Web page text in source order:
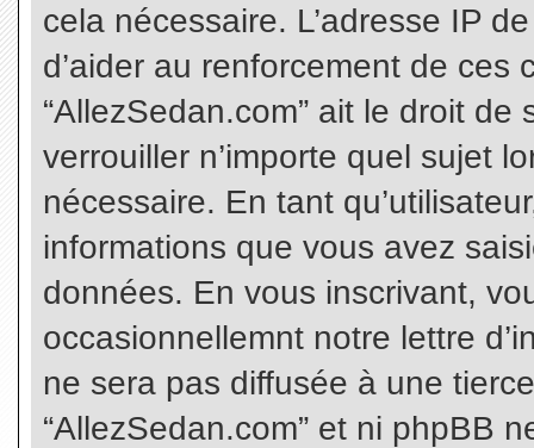
cela nécessaire. L’adresse IP
d’aider au renforcement de
“AllezSedan.com” ait le droit de
verrouiller n’importe quel sujet
nécessaire. En tant
informations que vous avez
données. En vous inscrivant,
occasionnellemnt notre lettre
ne sera pas diffusée à une
“AllezSedan.com” et ni phpBB